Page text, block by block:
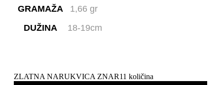
GRAMAŽA
DUŽINA
1,66 gr
18-19cm
ZLATNA NARUKVICA ZNAR11 količina